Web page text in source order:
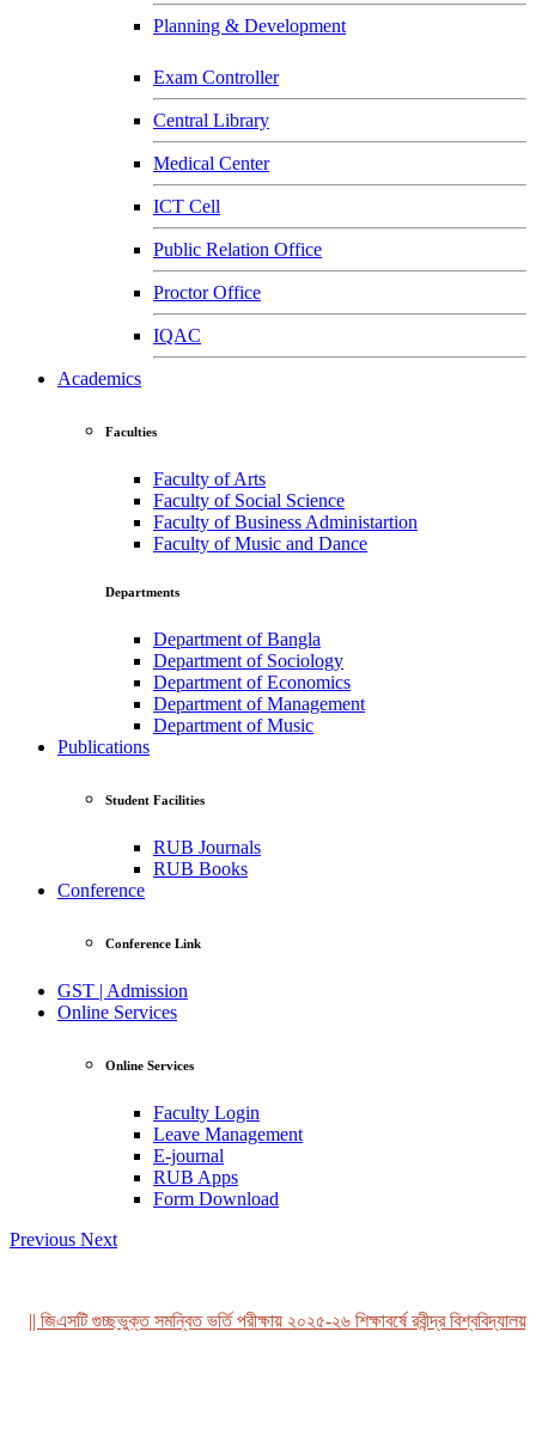
Planning & Development
Exam Controller
Central Library
Medical Center
ICT Cell
Public Relation Office
Proctor Office
IQAC
Academics
Faculties
Faculty of Arts
Faculty of Social Science
Faculty of Business Administartion
Faculty of Music and Dance
Departments
Department of Bangla
Department of Sociology
Department of Economics
Department of Management
Department of Music
Publications
Student Facilities
RUB Journals
RUB Books
Conference
Conference Link
GST | Admission
Online Services
Online Services
Faculty Login
Leave Management
E-journal
RUB Apps
Form Download
Previous Next
|| জিএসটি গুচ্ছভুক্ত সমন্বিত ভর্তি পরীক্ষায় ২০২৫-২৬ শিক্ষাবর্ষে রবীন্দ্র